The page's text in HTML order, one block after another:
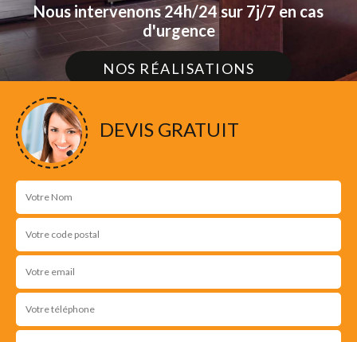
Nous intervenons 24h/24 sur 7j/7 en cas
d'urgence
NOS RÉALISATIONS
DEVIS GRATUIT